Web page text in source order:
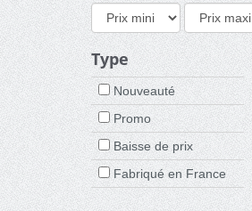
Type
Nouveauté
Promo
Baisse de prix
Fabriqué en France